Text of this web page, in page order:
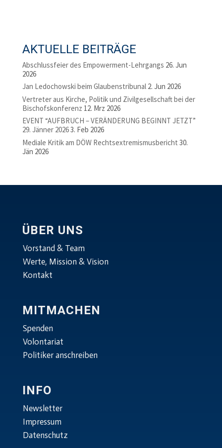
AKTUELLE BEITRÄGE
Abschlussfeier des Empowerment-Lehrgangs 26. Jun
2026
Jan Ledochowski beim Glaubenstribunal 2. Jun 2026
Vertreter aus Kirche, Politik und Zivilgesellschaft bei der
Bischofskonferenz 12. Mrz 2026
EVENT “AUFBRUCH – VERÄNDERUNG BEGINNT JETZT”
29. Jänner 20263. Feb 2026
Mediale Kritik am DÖW Rechtsextremismusbericht 30.
Jän 2026
ÜBER UNS
Vorstand & Team
Werte, Mission & Vision
Kontakt
MITMACHEN
Spenden
Volontariat
Politiker anschreiben
INFO
Newsletter
Impressum
Datenschutz